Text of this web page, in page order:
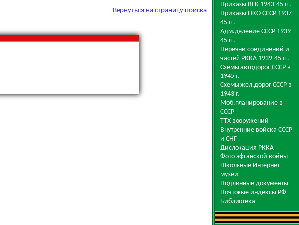
Вернуться на страницу поиска
Приказы ВГК 1943-45 гг.
Приказы НКО СССР 1937-
45 гг.
Адм.деление СССР 1939-
45 гг.
Перечни соединений и
частей РККА 1939-45 гг.
Схемы автодорог СССР в
1945 г.
Схемы жел.дорог СССР в
1943 г.
Моб.планирование в
СССР
ТТХ вооружений
Внутренние войска СССР
и СНГ
Дислокация РККА
Фото афганской войны
Школьные Интернет-
музеи
Подлинные документы
Почтовые индексы РФ
Библиотека